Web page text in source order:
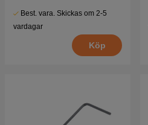
Best. vara. Skickas om 2-5
vardagar
Köp